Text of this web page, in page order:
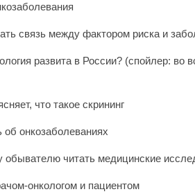
связь между фактором риска и
развита в России? (спойлер:
что такое скрининг
онкозаболеваниях
читать медицинские
онкологом и пациентом